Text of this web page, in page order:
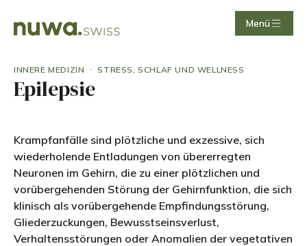
Menü
INNERE MEDIZIN · STRESS, SCHLAF UND WELLNESS
Epilepsie
Krampfanfälle sind plötzliche und exzessive, sich
wiederholende Entladungen von übererregten
Neuronen im Gehirn, die zu einer plötzlichen und
vorübergehenden Störung der Gehirnfunktion, die sich
klinisch als vorübergehende Empfindungsstörung,
Gliederzuckungen, Bewusstseinsverlust,
Verhaltensstörungen oder Anomalien der vegetativen